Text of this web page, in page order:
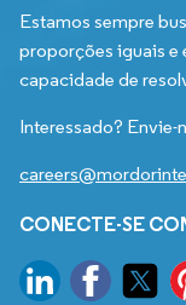
Estamos sempre
proporções iguais e
capacidade de
Interessado? Envie-
CONECTE-SE